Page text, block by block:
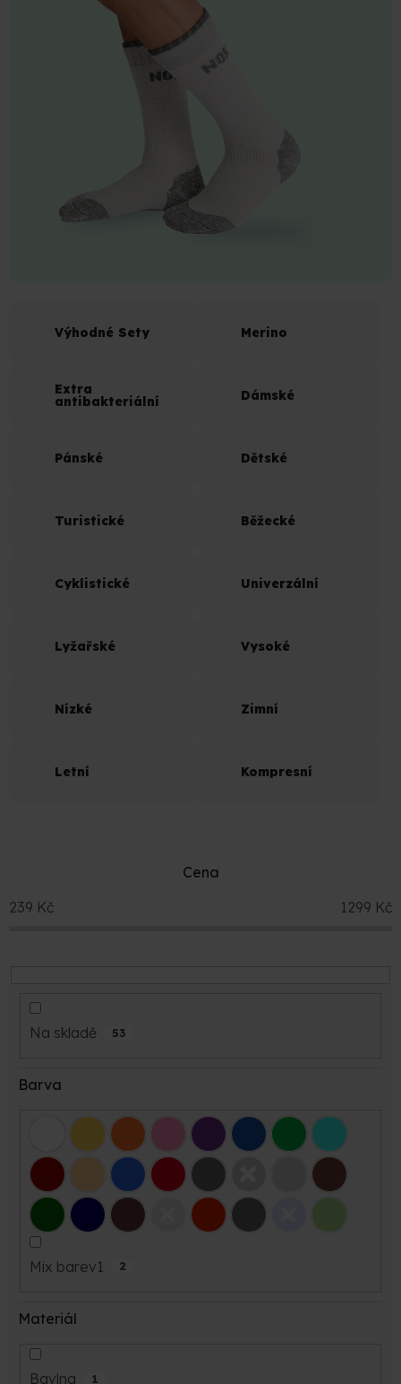
Výhodné Sety Merino
Extra
antibakteriální Dámské
Pánské Dětské
Turistické Běžecké
Cyklistické Univerzální
Lyžařské Vysoké
Nízké Zimní
Letní Kompresní
Cena
239 Kč 1299 Kč
Na skladě 53
Barva
Mix barev1 2
Materiál
Bavlna 1